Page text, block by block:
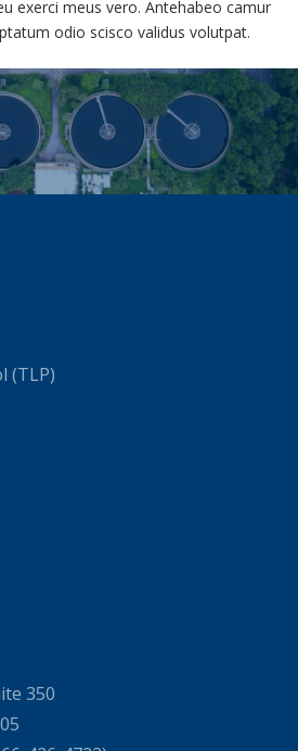
exerci meus vero. Antehabeo camur
odio scisco validus volutpat.
(TLP)
350